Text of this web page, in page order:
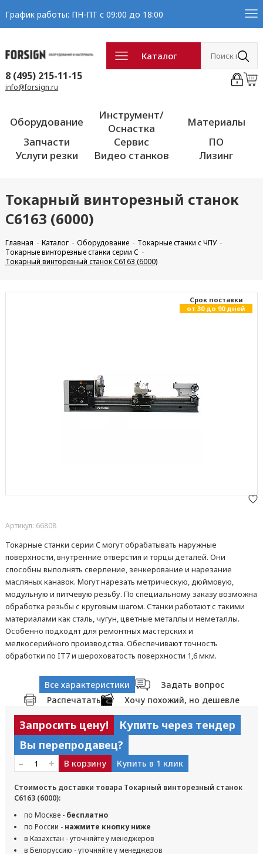
График работы: ПН-ПТ с 09:00 до 18:00
Каталог
8 (495) 215-11-15
info@forsign.ru
Оборудование
Инструмент/
Оснастка
Материалы
Запчасти
Сервис
ПО
Услуги резки
Видео станков Лизинг
Токарный винторезный станок
С6163 (6000)
Главная Каталог Оборудование
Токарные станки с ЧПУ
Токарные винторезные станки серии C
Токарный винторезный станок С6163 (6000)
Cрок поставки
от 30 до 90 дней
Артикул: 66808
Токарные станки серии C могут обрабатывать наружные
поверхности, внутренние отверстия и торцы деталей. Они
способны выполнять сверление, зенкерование и нарезание
масляных канавок. Могут нарезать метрическую, дюймовую,
модульную и питчевую резьбу. По специальному заказу возможна
обработка резьбы с круговым шагом. Станки работают с такими
материалами как сталь, чугун, цветные металлы и неметаллы.
Особенно подходят для ремонтных мастерских и
мелкосерийного производства. Обеспечивают точность
обработки по IT7 и шероховатость поверхности 1,6 мкм.
Все характеристики
Задать вопрос
Распечатать
Хочу похожий, но дешевле
Запросить цену!
Купить через тендер
Вы перепродавец?
– + В корзину Купить в 1 клик
Стоимость доставки товара Токарный винторезный станок
С6163 (6000):
по Москве - бесплатно
по России - нажмите кнопку ниже
в Казахстан - уточняйте у менеджеров
в Белоруссию - уточняйте у менеджеров